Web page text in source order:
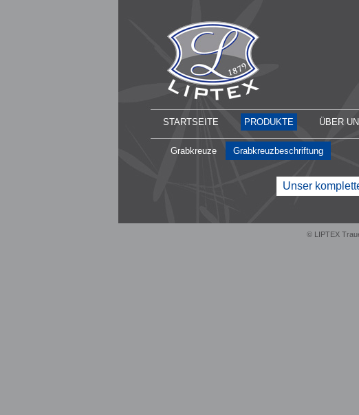
STARTSEITE PRODUKTE ÜBER
Grabkreuze Grabkreuzbeschriftung
Unser
© LIPTEX